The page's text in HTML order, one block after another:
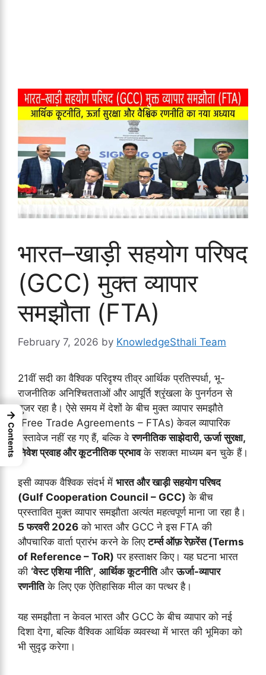
भारत–खाड़ी सहयोग परिषद
(GCC) मुक्त व्यापार
समझौता (FTA)
February 7, 2026 by KnowledgeSthali Team
21वीं सदी का वैश्विक परिदृश्य तीव्र आर्थिक प्रतिस्पर्धा, भू-
राजनीतिक अनिश्चितताओं और आपूर्ति श्रृंखला के पुनर्गठन से
गुजर रहा है। ऐसे समय में देशों के बीच मुक्त व्यापार समझौते
(Free Trade Agreements – FTAs) केवल व्यापारिक
दस्तावेज नहीं रह गए हैं, बल्कि वेरणनीतिक साझेदारी, ऊर्जा सुरक्षा,
निवेश प्रवाह और कूटनीतिक प्रभावके सशक्त माध्यम बन चुके हैं।
इसी व्यापक वैश्विक संदर्भ में भारत और खाड़ी सहयोग परिषद
(Gulf Cooperation Council – GCC) के बीच
प्रस्तावित मुक्त व्यापार समझौता अत्यंत महत्वपूर्ण माना जा रहा है।
5 फरवरी 2026 को भारत और GCC ने इस FTA की
औपचारिक वार्ता प्रारंभ करने के लिएटर्म्स ऑफ़ रेफ़रेंस (Terms
of Reference – ToR) पर हस्ताक्षर किए। यह घटना भारत
की ‘वेस्ट एशिया नीति’, आर्थिक कूटनीतिऔरऊर्जा-व्यापार
रणनीतिके लिए एक ऐतिहासिक मील का पत्थर है।
यह समझौता न केवल भारत और GCC के बीच व्यापार को नई
दिशा देगा, बल्कि वैश्विक आर्थिक व्यवस्था में भारत की भूमिका को
भी सुदृढ़ करेगा।
→
Contents